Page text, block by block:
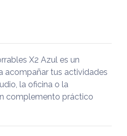
X2 Azul es un
acompañar tus actividades
la oficina o la
complemento práctico